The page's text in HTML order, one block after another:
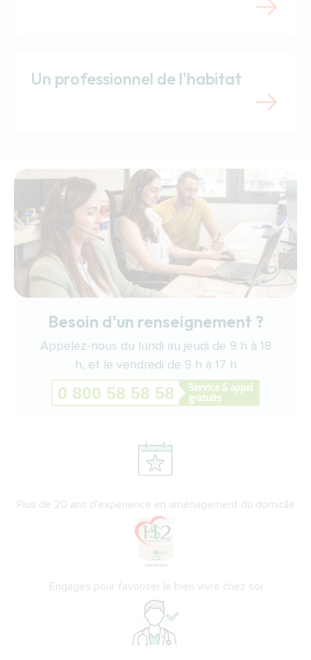
Un professionnel de l'habitat
Besoin d'un renseignement ?
Appelez-nous du lundi au jeudi de 9 h à 18
h, et le vendredi de 9 h à 17 h
Plus de 20 ans d'expérience en aménagement du domicile
Engagés pour favoriser le bien vivre chez soi